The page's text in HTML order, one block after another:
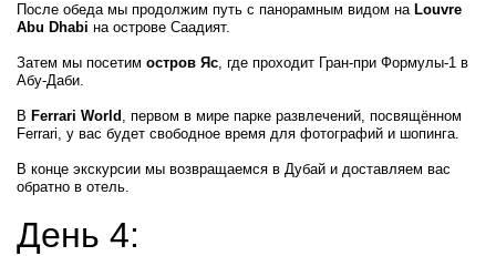
После обеда мы продолжим путь с панорамным видом на Louvre
Abu Dhabi на острове Саадият.
Затем мы посетим остров Яс, где проходит Гран-при Формулы-1 в
Абу-Даби.
В Ferrari World , первом в мире парке развлечений, посвящённом
Ferrari, у вас будет свободное время для фотографий и шопинга.
В конце экскурсии мы возвращаемся в Дубай и доставляем вас
обратно в отель.
День 4: